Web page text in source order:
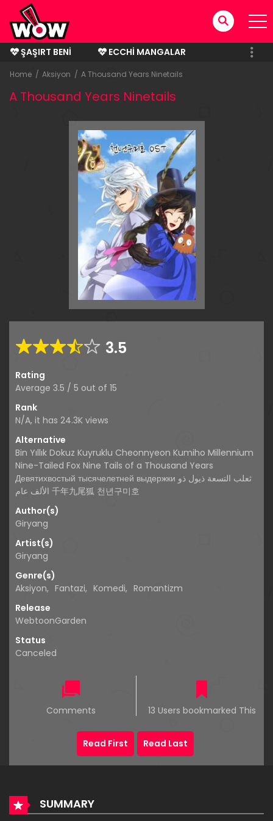
ŞAŞIRT BENI
ECCHI MANGALAR
BITMIŞ MANGALAR
Home Aksiyon A Thousand Years Ninetails
A Thousand Years Ninetails
3.5
Rating
Average 3.5 / 5 out of 15
Rank
N/A, it has 24.3K views
Alternative
Bin Yıllık Dokuz Kuyruklu Cheonnyeon Kumiho Millennium
Nine-Tailed Fox Nine Tails of a Thousand Years
Девятихвостый тысячелетней выдержки ثعلب التسعة ذيول ذو
الألف عام 千年九尾狐 천년구미호
Author(s)
Giryang
Artist(s)
Giryang
Genre(s)
Aksiyon, Fantazi, Komedi, Romantizm
Release
WebtoonGarden
Status
Canceled
Comments 13 Users bookmarked This
Read First Read Last
SUMMARY